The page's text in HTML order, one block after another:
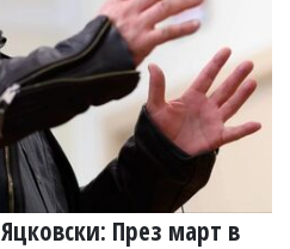
През март в